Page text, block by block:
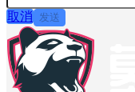
取消 发送